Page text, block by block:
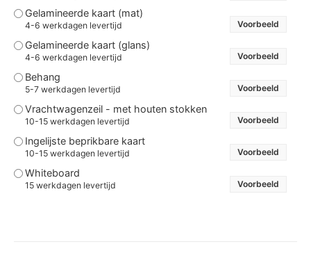
Gelamineerde kaart (mat)
4-6 werkdagen levertijd Voorbeeld
Gelamineerde kaart (glans)
4-6 werkdagen levertijd Voorbeeld
Behang
5-7 werkdagen levertijd Voorbeeld
Vrachtwagenzeil - met houten stokken
10-15 werkdagen levertijd Voorbeeld
Ingelijste beprikbare kaart
10-15 werkdagen levertijd Voorbeeld
Whiteboard
15 werkdagen levertijd Voorbeeld